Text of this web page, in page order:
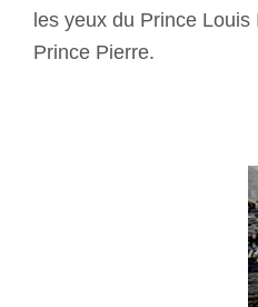
les yeux du Prince
Prince Pierre.